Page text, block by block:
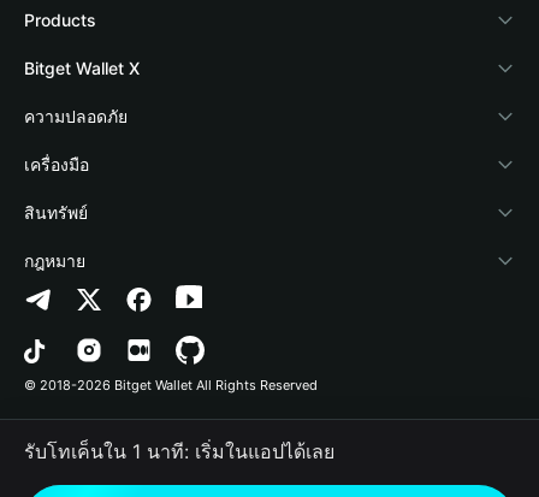
เกี่ยวกับ Bitget Wallet
Blog
Academy
ข่าวสารด้านคริปโต
ศูนย์ช่วยเหลือ
ติดต่อเรา
ทรัพยากรข้อมูลของแบรนด์
อาชีพ
Products
Crypto Card
Stablecoin Earn
Payfi Crypto
Crypto Swap API
Altcoin Season Index
Prediction Markets
DApp
RWA
Bitget Wallet X
นักพัฒนา
เชื่อมต่อ Wallet
Bitget Wallet Pay
ลิสต์โปรเจกต์
ความปลอดภัย
Protection Fund
เทคโนโลยีความปลอดภัย
เครื่องมือ
ซื้อคริปโต
การตรวจจับการอนุญาต
การตรวจจับสัญญา
การโอนเป็นชุด
สินทรัพย์
Arbitrum
Avalanche
Bitcoin
Polygon
กฎหมาย
นโยบายความเป็นส่วนตัว
ข้อตกลงในการใช้บริการ
© 2018-2026 Bitget Wallet All Rights Reserved
รับโทเค็นใน 1 นาที: เริ่มในแอปได้เลย